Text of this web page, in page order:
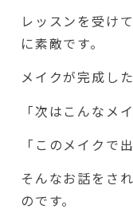
レッスンを受け
に素敵です。
メイクが完成し
「次はこんなメ
「このメイクで
そんなお話をさ
のです。